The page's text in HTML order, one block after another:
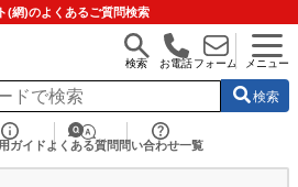
(網)のよくあるご質問検索
検索 お電話フォーム メニュー
検索
ガイド よくある質問 問い合わせ一覧